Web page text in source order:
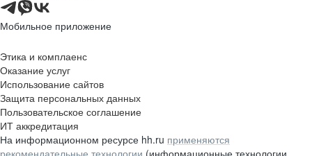
Мобильное приложение
Этика и комплаенс
Оказание услуг
Использование сайтов
Защита персональных данных
Пользовательское соглашение
ИТ аккредитация
На информационном ресурсе hh.ru применяются
рекомендательные технологии (информационные технологии